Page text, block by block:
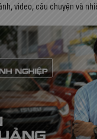
video, câu chuyện và